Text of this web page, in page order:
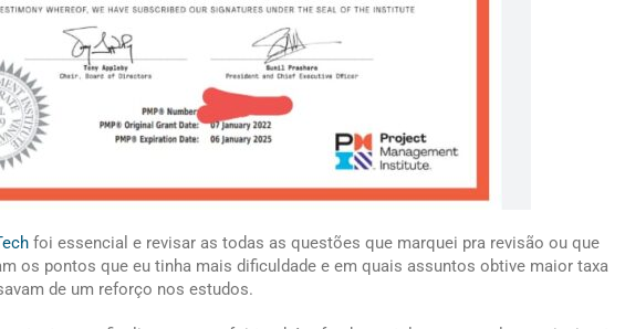
foi essencial e revisar as todas as questões que marquei pra revisão ou que
os pontos que eu tinha mais dificuldade e em quais assuntos obtive maior taxa
de um reforço nos estudos.